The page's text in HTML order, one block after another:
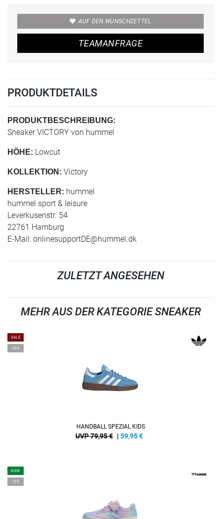
AUF DEN WUNSCHZETTEL
TEAMANFRAGE
PRODUKTDETAILS
PRODUKTBESCHREIBUNG:
Sneaker VICTORY von hummel
HÖHE: Lowcut
KOLLEKTION: Victory
HERSTELLER: hummel
hummel sport & leisure
Leverkusenstr. 54
22761 Hamburg
E-Mail: onlinesupportDE@hummel.dk
ZULETZT ANGESEHEN
MEHR AUS DER KATEGORIE SNEAKER
SALE
-25%
HANDBALL SPEZIAL KIDS
UVP 79,95 € | 59,95€
NEW
-15%